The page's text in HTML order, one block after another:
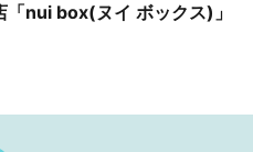
「nui box(ヌイ ボックス)」